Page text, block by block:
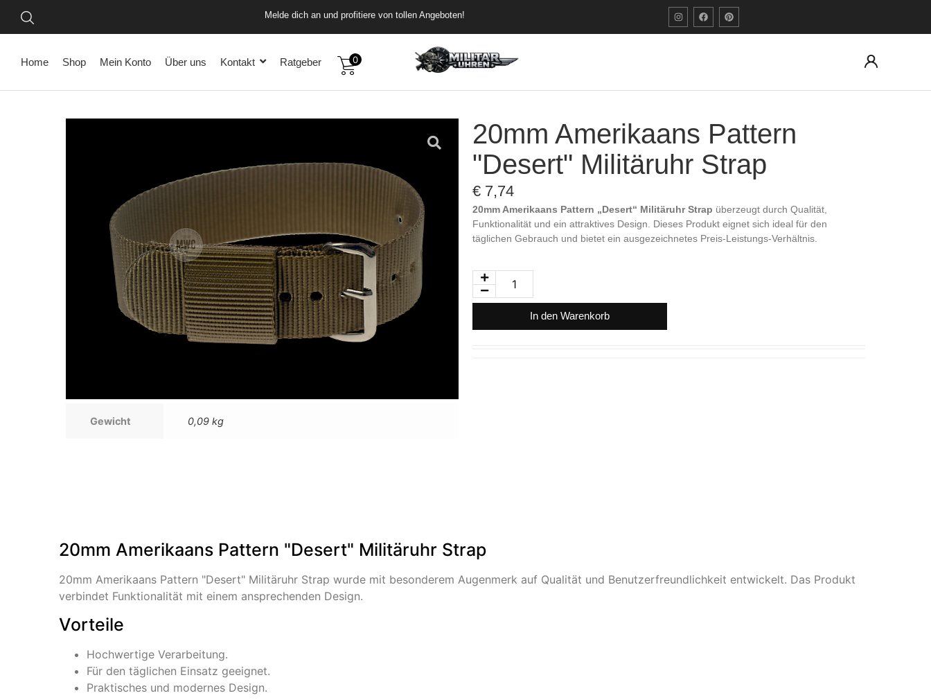
Melde dich an und profitiere von tollen Angeboten!
Home Shop Mein Konto Über uns Kontakt Ratgeber 0
Gewicht 0,09 kg
20mm Amerikaans Pattern
"Desert" Militäruhr Strap
€ 7,74
20mm Amerikaans Pattern „Desert“ Militäruhr Strap überzeugt durch Qualität,
Funktionalität und ein attraktives Design. Dieses Produkt eignet sich ideal für den
täglichen Gebrauch und bietet ein ausgezeichnetes Preis-Leistungs-Verhältnis.
In den Warenkorb
20mm Amerikaans Pattern "Desert" Militäruhr Strap
20mm Amerikaans Pattern "Desert" Militäruhr Strap wurde mit besonderem Augenmerk auf Qualität und Benutzerfreundlichkeit entwickelt. Das Produkt
verbindet Funktionalität mit einem ansprechenden Design.
Vorteile
Hochwertige Verarbeitung.
Für den täglichen Einsatz geeignet.
Praktisches und modernes Design.